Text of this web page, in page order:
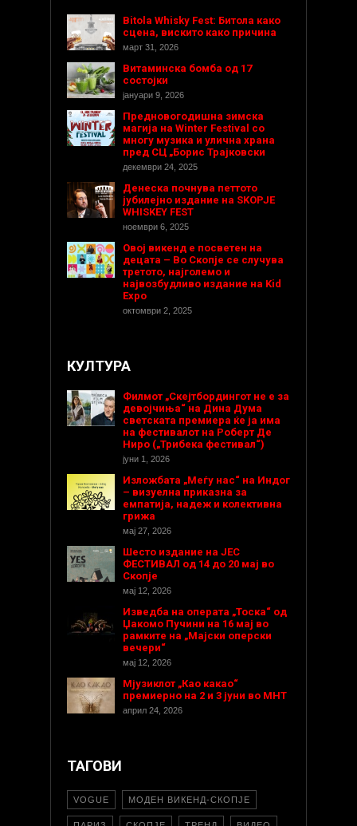
Bitola Whisky Fest: Битола како
сцена, вискито како причина
март 31, 2026
Витаминска бомба од 17
состојки
јануари 9, 2026
Предновогодишнa зимска
магија на Winter Festival со
многу музика и улична храна
пред СЦ „Борис Трајковски
декември 24, 2025
Денеска почнува петтото
јубилејно издание на SKOPJE
WHISKEY FEST
ноември 6, 2025
Овој викенд е посветен на
децата – Во Скопје се случува
третото, најголемо и
највозбудливо издание на Kid
Expo
октомври 2, 2025
КУЛТУРА
Филмот „Скејтбордингот не е за
девојчиња“ на Дина Дума
светската премиера ќе ја има
на фестивалот на Роберт Де
Ниро („Трибека фестивал“)
јуни 1, 2026
Изложбата „Меѓу нас“ на Индог
– визуелна приказна за
емпатија, надеж и колективна
грижа
мај 27, 2026
Шесто издание на ЈЕС
ФЕСТИВАЛ од 14 до 20 мај во
Скопје
мај 12, 2026
Изведба на операта „Тоска“ од
Џакомо Пучини на 16 мај во
рамките на „Мајски оперски
вечери“
мај 12, 2026
Мјузиклот „Као какао“
премиерно на 2 и 3 јуни во МНТ
април 24, 2026
ТАГОВИ
VOGUE МОДЕН ВИКЕНД-СКОПЈЕ